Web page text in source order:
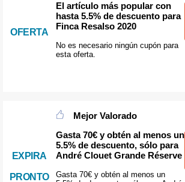
OFERTA
El artículo más popular con
hasta 5.5% de descuento para
Finca Resalso 2020
No es necesario ningún cupón para
esta oferta.
EXPIRA
PRONTO
Mejor Valorado
Gasta 70€ y obtén al menos un
5.5% de descuento, sólo para
André Clouet Grande Réserve
Gasta 70€ y obtén al menos un